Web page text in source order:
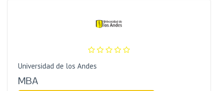
Universidad de los Andes
MBA